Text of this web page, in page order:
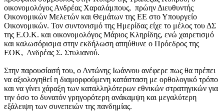
οικονομολόγος Ανδρέας Χαραλάμπους, πρώην Διευθυντής
Οικονομικών Μελετών και Θεμάτων της ΕΕ στο Υπουργείο
Οικονομικών. Τον συντονισμό της Ημερίδας είχε το μέλος του ΔΣ
της Ε.Ο.Κ. και οικονομολόγος Μάριος Κληρίδης, ενώ χαιρετισμό
και καλωσόρισμα στην εκδήλωση απηύθυνε ο Πρόεδρος της
ΕΟΚ, Ανδρέας Σ. Στυλιανού.
Στην παρουσίασή του, ο Αντώνης Ιωάννου ανέφερε πως θα πρέπει
να αξιολογηθεί η διαμορφούμενη κατάσταση με ορθολογικό τρόπο
και να γίνει χάραξη των καταλληλότερων εθνικών στρατηγικών για
την όσο το δυνατόν γρηγορότερη ανάκαμψη και μεγαλύτερη
εξάλειψη των συνεπειών της πανδημίας.